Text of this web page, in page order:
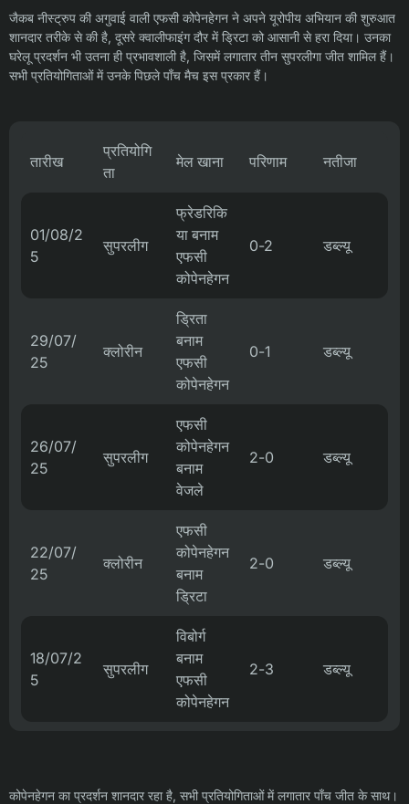
जैकब नीस्ट्रुप की अगुवाई वाली एफसी कोपेनहेगन ने अपने यूरोपीय अभियान की शुरुआत
शानदार तरीके से की है, दूसरे क्वालीफाइंग दौर में ड्रिटा को आसानी से हरा दिया। उनका
घरेलू प्रदर्शन भी उतना ही प्रभावशाली है, जिसमें लगातार तीन सुपरलीगा जीत शामिल हैं।
सभी प्रतियोगिताओं में उनके पिछले पाँच मैच इस प्रकार हैं।
तारीख
प्रतियोगि
ता
मेल खाना परिणाम नतीजा
01/08/2
5
सुपरलीग
फ्रेडरिकि
या बनाम
एफसी
कोपेनहेगन
0-2 डब्ल्यू
29/07/
25
क्लोरीन
ड्रिता
बनाम
एफसी
कोपेनहेगन
0-1 डब्ल्यू
26/07/
25
सुपरलीग
एफसी
कोपेनहेगन
बनाम
वेजले
2-0 डब्ल्यू
22/07/
25
क्लोरीन
एफसी
कोपेनहेगन
बनाम
ड्रिटा
2-0 डब्ल्यू
18/07/2
5
सुपरलीग
विबोर्ग
बनाम
एफसी
कोपेनहेगन
2-3 डब्ल्यू
कोपेनहेगन का प्रदर्शन शानदार रहा है, सभी प्रतियोगिताओं में लगातार पाँच जीत के साथ।